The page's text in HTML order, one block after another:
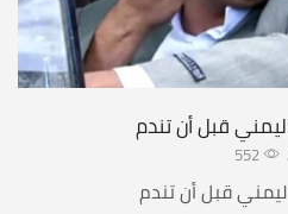
قبل أن تندم
552
قبل أن تندم